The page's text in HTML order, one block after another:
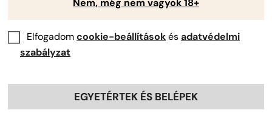
Nem, még nem vagyok 18+
Elfogadomcookie-beállításokésadatvédelmi
szabályzat
EGYETÉRTEK ÉS BELÉPEK